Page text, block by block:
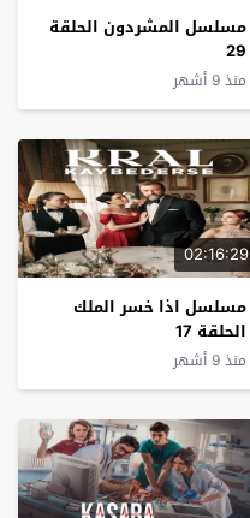
مسلسل المشردون الحلقة
29
منذ 9 أشهر
02:16:29
مسلسل اذا خسر الملك
الحلقة 17
منذ 9 أشهر